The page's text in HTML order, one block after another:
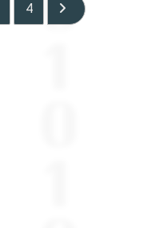
4 Go to the next page